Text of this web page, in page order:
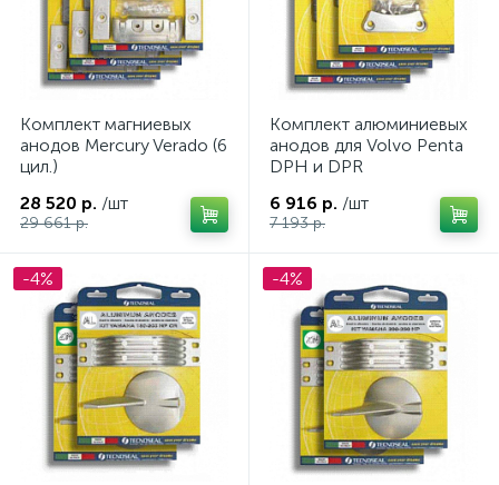
Комплект магниевых
анодов Mercury Verado (6
цил.)
28 520 р. /шт
29 661 р.
Комплект алюминиевых
анодов для Volvo Penta
DPH и DPR
6 916 р. /шт
7 193 р.
-4% -4%